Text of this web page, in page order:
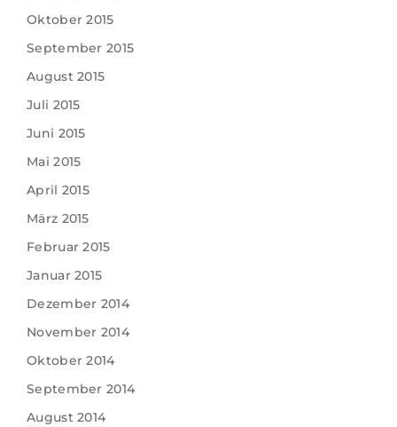
Oktober 2015
September 2015
August 2015
Juli 2015
Juni 2015
Mai 2015
April 2015
März 2015
Februar 2015
Januar 2015
Dezember 2014
November 2014
Oktober 2014
September 2014
August 2014